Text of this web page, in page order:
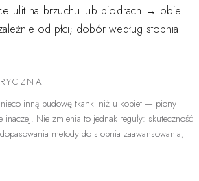
na brzuchu lub biodrach → obie
od płci; dobór według stopnia
inną budowę tkanki niż u kobiet — piony
inaczej. Nie zmienia to jednak reguły: skuteczność
metody do stopnia zaawansowania,